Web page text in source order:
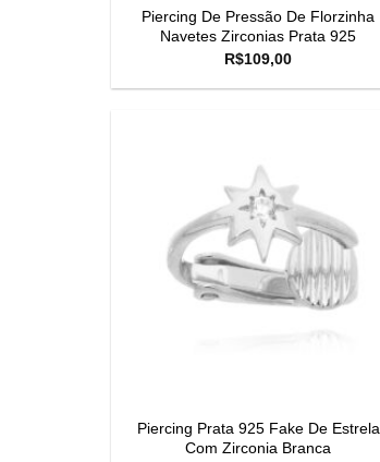
Piercing De Pressão De Florzinha
Navetes Zirconias Prata 925
R$109,00
Piercing Prata 925 Fake De Estrela
Com Zirconia Branca